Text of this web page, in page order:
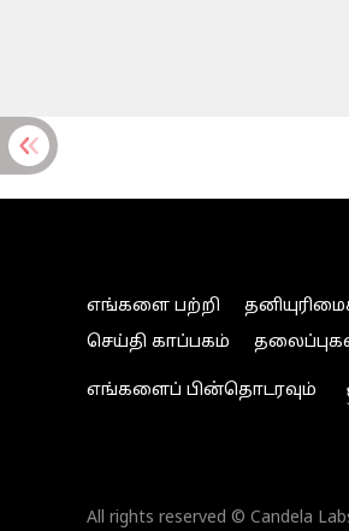
எங்களை பற்றி
செய்தி காப்பகம்
எங்களைப் பின்தொடரவும்
All rights reserved © Candela